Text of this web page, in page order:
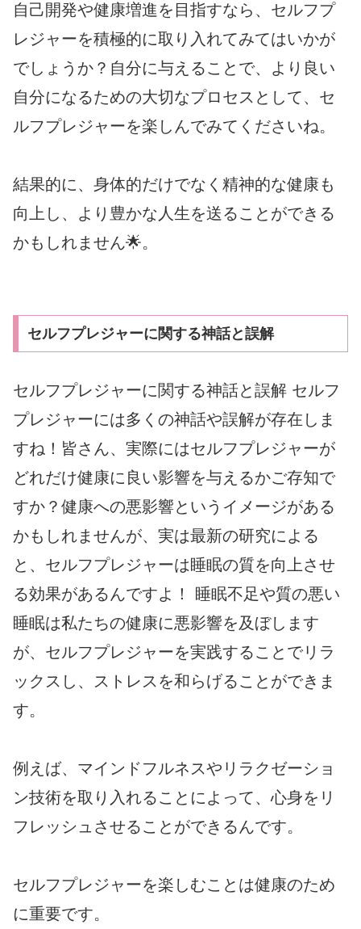
自己開発や健康増進を目指すなら、セルフプ
レジャーを積極的に取り入れてみてはいかが
でしょうか？自分に与えることで、より良い
自分になるための大切なプロセスとして、セ
ルフプレジャーを楽しんでみてくださいね。
結果的に、身体的だけでなく精神的な健康も
向上し、より豊かな人生を送ることができる
かもしれません🌟。
セルフプレジャーに関する神話と誤解
セルフプレジャーに関する神話と誤解 セルフ
プレジャーには多くの神話や誤解が存在しま
すね！皆さん、実際にはセルフプレジャーが
どれだけ健康に良い影響を与えるかご存知で
すか？健康への悪影響というイメージがある
かもしれませんが、実は最新の研究による
と、セルフプレジャーは睡眠の質を向上させ
る効果があるんですよ！ 睡眠不足や質の悪い
睡眠は私たちの健康に悪影響を及ぼします
が、セルフプレジャーを実践することでリラ
ックスし、ストレスを和らげることができま
す。
例えば、マインドフルネスやリラクゼーショ
ン技術を取り入れることによって、心身をリ
フレッシュさせることができるんです。
セルフプレジャーを楽しむことは健康のため
に重要です。